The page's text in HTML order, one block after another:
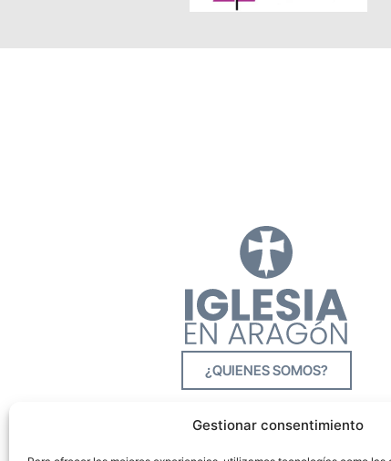
Gestionar consentimiento
¿QUIENES SOMOS?